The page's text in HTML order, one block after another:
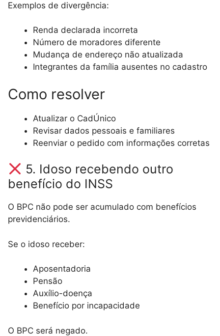
Exemplos de divergência:
Renda declarada incorreta
Número de moradores diferente
Mudança de endereço não atualizada
Integrantes da família ausentes no cadastro
Como resolver
Atualizar o CadÚnico
Revisar dados pessoais e familiares
Reenviar o pedido com informações corretas
5. Idoso recebendo outro
benefício do INSS
O BPC não pode ser acumulado com benefícios
previdenciários.
Se o idoso receber:
Aposentadoria
Pensão
Auxílio-doença
Benefício por incapacidade
O BPC será negado.